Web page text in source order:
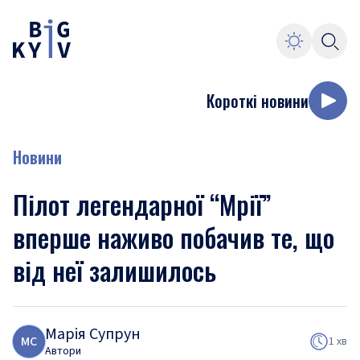
Короткі новини
Новини
Пілот легендарної “Мрії”
вперше наживо побачив те, що
від неї залишилось
МС Марія Супрун
Автори
1 хв